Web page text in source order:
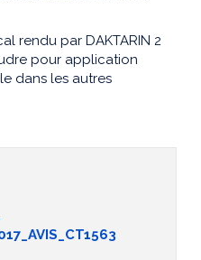
rendu par DAKTARIN 2
pour application
dans les autres